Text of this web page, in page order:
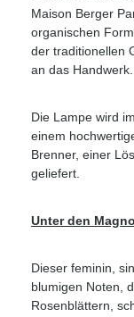
Maison Berger
organischen
der traditionellen
an das Handwerk.
Die Lampe wird
einem
Brenner, einer
geliefert.
Unter den
Dieser feminin,
blumigen Noten,
Rosenblättern,